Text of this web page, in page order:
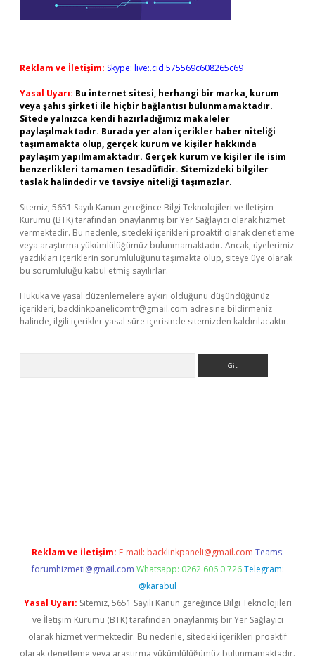
Reklam ve İletişim: Skype: live:.cid.575569c608265c69
Yasal Uyarı: Bu internet sitesi, herhangi bir marka, kurum
veya şahıs şirketi ile hiçbir bağlantısı bulunmamaktadır.
Sitede yalnızca kendi hazırladığımız makaleler
paylaşılmaktadır. Burada yer alan içerikler haber niteliği
taşımamakta olup, gerçek kurum ve kişiler hakkında
paylaşım yapılmamaktadır. Gerçek kurum ve kişiler ile isim
benzerlikleri tamamen tesadüfidir. Sitemizdeki bilgiler
taslak halindedir ve tavsiye niteliği taşımazlar.
Sitemiz, 5651 Sayılı Kanun gereğince Bilgi Teknolojileri ve İletişim
Kurumu (BTK) tarafından onaylanmış bir Yer Sağlayıcı olarak hizmet
vermektedir. Bu nedenle, sitedeki içerikleri proaktif olarak denetleme
veya araştırma yükümlülüğümüz bulunmamaktadır. Ancak, üyelerimiz
yazdıkları içeriklerin sorumluluğunu taşımakta olup, siteye üye olarak
bu sorumluluğu kabul etmiş sayılırlar.
Hukuka ve yasal düzenlemelere aykırı olduğunu düşündüğünüz
içerikleri, backlinkpanelicomtr@gmail.com adresine bildirmeniz
halinde, ilgili içerikler yasal süre içerisinde sitemizden kaldırılacaktır.
Reklam ve İletişim: E-mail: backlinkpaneli@gmail.com Teams:
forumhizmeti@gmail.com Whatsapp: 0262 606 0 726 Telegram:
@karabul
Yasal Uyarı: Sitemiz, 5651 Sayılı Kanun gereğince Bilgi Teknolojileri
ve İletişim Kurumu (BTK) tarafından onaylanmış bir Yer Sağlayıcı
olarak hizmet vermektedir. Bu nedenle, sitedeki içerikleri proaktif
olarak denetleme veya araştırma yükümlülüğümüz bulunmamaktadır.